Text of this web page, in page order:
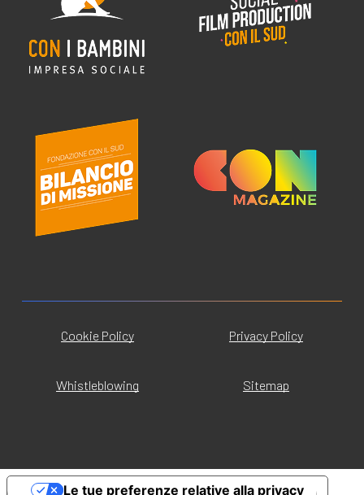
Cookie Policy Privacy Policy
Whistleblowing Sitemap
Le tue preferenze relative alla privacy